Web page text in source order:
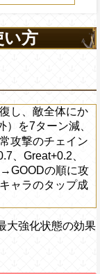
い方
し、敵全体にか
）を7ターン減、
攻撃のチェイン
、Great+0.2、
の順に攻
ャラのタップ成
大強化状態の効果